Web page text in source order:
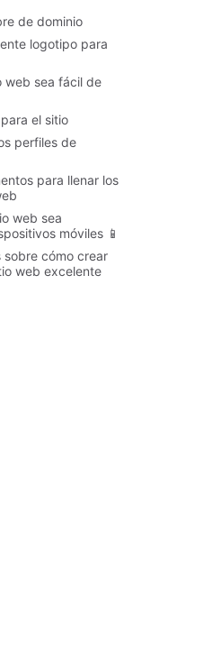
de dominio
logotipo para
web sea fácil de
el sitio
perfiles de
para llenar los
web sea
móviles 📱
sobre cómo crear
web excelente